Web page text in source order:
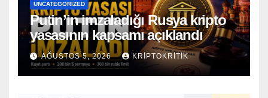
UNCATEGORIZED
Putin’in imzaladığı Rusya kripto
yasasının kapsamı açıklandı
AĞUSTOS 5, 2026 KRIPTOKRITIK